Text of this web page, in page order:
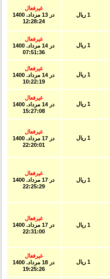
غیرفعال
در
13 مرداد. 1400
12:28:24
غیرفعال
در
14 مرداد. 1400
07:51:36
غیرفعال
در
14 مرداد. 1400
10:22:19
غیرفعال
در
14 مرداد. 1400
15:27:08
غیرفعال
در
17 مرداد. 1400
22:20:01
غیرفعال
در
17 مرداد. 1400
22:25:29
غیرفعال
در
17 مرداد. 1400
22:31:00
غیرفعال
در
18 مرداد. 1400
19:25:26